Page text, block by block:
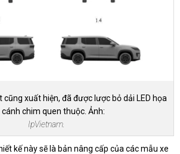
cũng xuất hiện, đã được lược bỏ dải LED họa
chim quen thuộc. Ảnh:
IpVietnam.
kế này sẽ là bản nâng cấp của các mẫu xe